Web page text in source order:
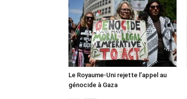
Le Royaume-Uni rejette l’appel au
génocide à Gaza